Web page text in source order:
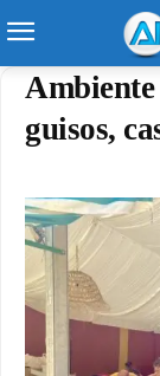
guisos,